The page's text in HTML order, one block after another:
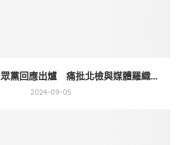
黨回應出爐 痛批北檢與媒體羅織...
2024-09-05